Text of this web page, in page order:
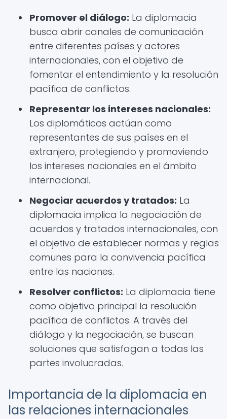
Promover el diálogo: La diplomacia
busca abrir canales de comunicación
entre diferentes países y actores
internacionales, con el objetivo de
fomentar el entendimiento y la resolución
pacífica de conflictos.
Representar los intereses nacionales:
Los diplomáticos actúan como
representantes de sus países en el
extranjero, protegiendo y promoviendo
los intereses nacionales en el ámbito
internacional.
Negociar acuerdos y tratados: La
diplomacia implica la negociación de
acuerdos y tratados internacionales, con
el objetivo de establecer normas y reglas
comunes para la convivencia pacífica
entre las naciones.
Resolver conflictos: La diplomacia tiene
como objetivo principal la resolución
pacífica de conflictos. A través del
diálogo y la negociación, se buscan
soluciones que satisfagan a todas las
partes involucradas.
Importancia de la diplomacia en
las relaciones internacionales